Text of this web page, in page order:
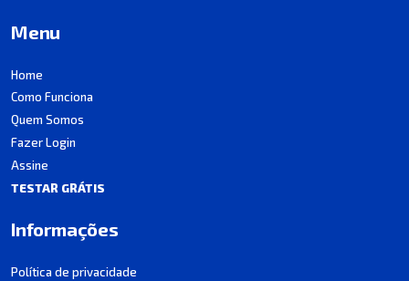
Menu
Home
Como Funciona
Quem Somos
Fazer Login
Assine
TESTAR GRÁTIS
Informações
Política de privacidade